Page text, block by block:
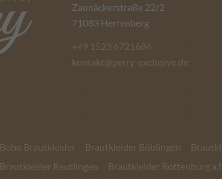
Zaunäckerstraße 22/2
71083 Herrenberg
+49 1523 6721684
kontakt@perry-exclusive.de
Boho Brautkleider Brautkleider Böblingen
Brautkleider Reutlingen Brautkleider Rottenburg